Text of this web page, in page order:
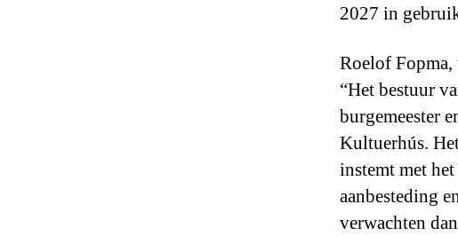
2027 in
Roelof
“Het bestuur
burgemeester
Kultuerhús.
instemt met
aanbesteding
verwachten